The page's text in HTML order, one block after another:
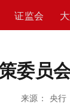
证监会
委员
来源： 央